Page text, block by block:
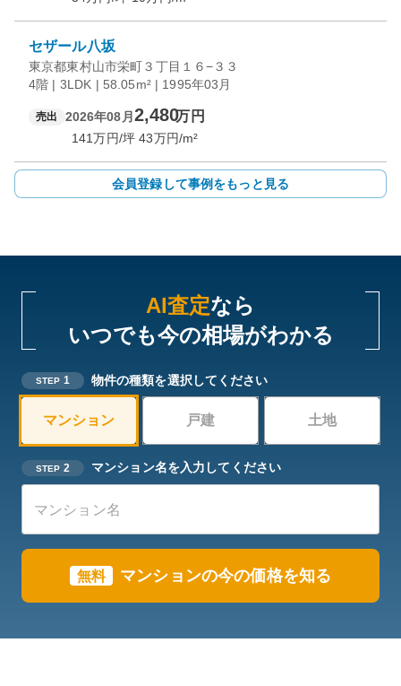
セザール八坂
東京都東村山市栄町３丁目１６−３３
4階 | 3LDK | 58.05m² | 1995年03月
売出 2026年08月 2,480万円
141万円/坪 43万円/m²
会員登録して事例をもっと見る
AI査定なら
いつでも今の相場がわかる
STEP 1 物件の種類を選択してください
マンション 戸建 土地
STEP 2 マンション名を入力してください
無料 マンションの今の価格を知る